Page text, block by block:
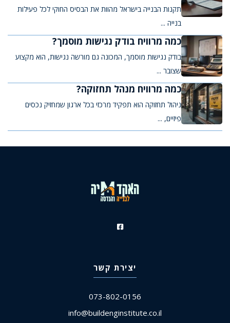
תקנות הבנייה בישראל מהוות את הבסיס החוקי לכל פעילות
בנייה ...
כמה מרוויח בודק נגישות מוסמך?
בודק נגישות מוסמך, המכונה גם מורשה נגישות, הוא מקצוע
שצובר ...
כמה מרוויח מנהל תחזוקה?
ניהול תחזוקה הוא תפקיד מרכזי בכל ארגון שמחזיק נכסים
פיזיים, ...
יצירת קשר
073-802-0156
info@buildenginstitute.co.il